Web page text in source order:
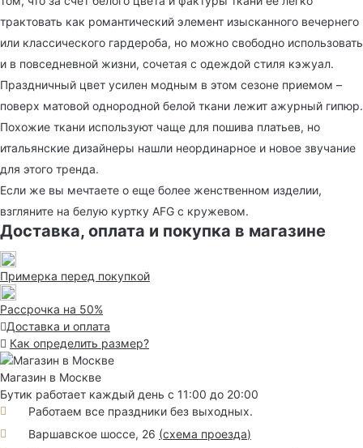
трактовать как романтический элемент изысканного вечернего
или классического гардероба, но можно свободно использовать
и в повседневной жизни, сочетая с одеждой стиля кэжуал.
Праздничный цвет усилен модным в этом сезоне приемом –
поверх матовой однородной белой ткани лежит ажурный гипюр.
Похожие ткани используют чаще для пошива платьев, но
итальянские дизайнеры нашли неординарное и новое звучание
для этого тренда.
Если же вы мечтаете о еще более женственном изделии,
взгляните на белую куртку AFG с кружевом.
Доставка, оплата и покупка в магазине
Примерка перед покупкой
Рассрочка на 50%
Доставка и оплата
Как определить размер?
Магазин в Москве
Бутик работает каждый день с 11:00 до 20:00
Работаем все праздники без выходных.
Варшавское шоссе, 26 (схема проезда)